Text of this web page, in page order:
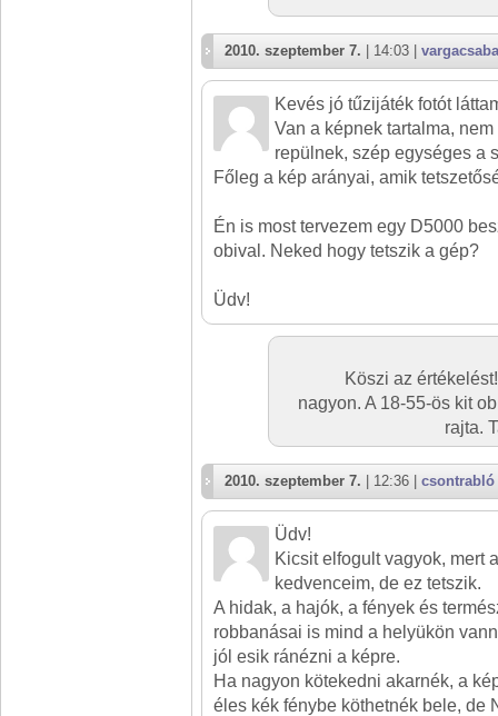
2010. szeptember 7. | 14:03 | vargacsaba
Kevés jó tűzijáték fotót
Van a képnek tartalma,
repülnek, szép egységes a
Főleg a kép arányai, amik
Én is most tervezem egy D5000
obival. Neked hogy tetszik a gép?
Üdv!
Köszi az
nagyon. A 18-55-ös kit
rajta.
2010. szeptember 7. | 12:36 | csontrabló
Üdv!
Kicsit elfogult vagyok, mert
kedvenceim, de ez tetszik.
A hidak, a hajók, a fények és
robbanásai is mind a helyükön
jól esik ránézni a képre.
Ha nagyon kötekedni akarnék, a
éles kék fénybe köthetnék bele, de